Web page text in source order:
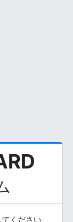
ください